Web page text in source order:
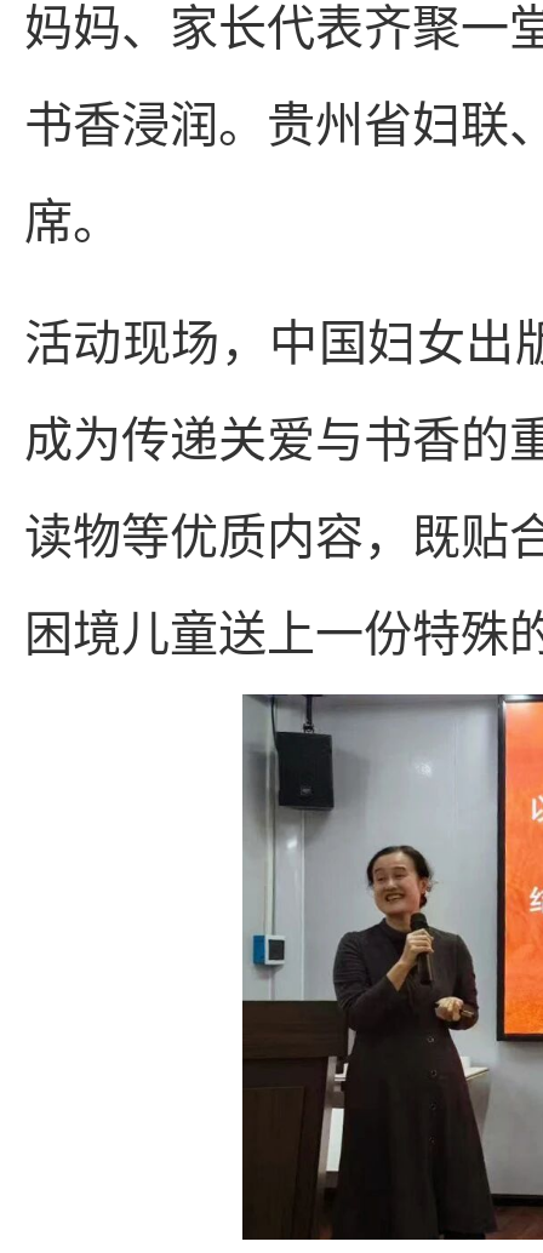
妈妈、家长代表齐聚一
书香浸润。贵州省妇联
席。
活动现场，中国妇女出
成为传递关爱与书香的
读物等优质内容，既贴
困境儿童送上一份特殊